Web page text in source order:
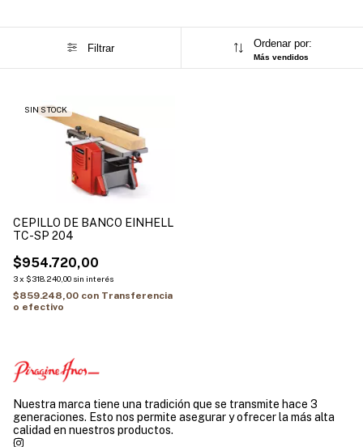
Filtrar Ordenar por:
Más vendidos
SIN STOCK
CEPILLO DE BANCO EINHELL
TC-SP 204
$954.720,00
3x $318.240,00 sin interés
$859.248,00 con Transferencia
o efectivo
Nuestra marca tiene una tradición que se transmite hace 3
generaciones. Esto nos permite asegurar y ofrecer la más alta
calidad en nuestros productos.